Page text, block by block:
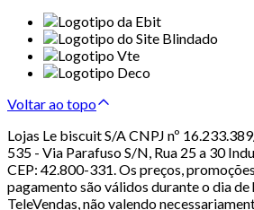
Voltar ao topo
Lojas Le biscuit S/A CNPJ nº
535 - Via Parafuso S/N, Rua 25 a 30
CEP: 42.800-331. Os preços,
pagamento são válidos durante o dia de
TeleVendas, não valendo